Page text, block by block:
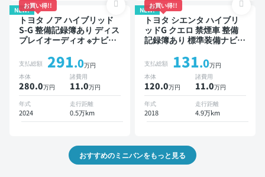
NEW!
お買い得!!
トヨタ ノア ハイブリッド
S-G 整備記録簿あり ディス
プレイオーディオ ※ナビキ
ズ 3列シート スマートキー
バックモニター ドライブレ
コーダー 衝突軽減 7人乗り
支払総額 291.0万円
本体
280.0万円
諸費用
11.0万円
年式
2024
走行距離
0.5万km
NEW!
お買い得!!
トヨタ シエンタ ハイブリ
ッドG クエロ 禁煙車 整備
記録簿あり 標準装備ナビ
クモニター ドライブレコー
ダー 衝突軽減 両側電動ス
ライドドア
支払総額 131.0万円
本体
120.0万円
諸費用
11.0万円
年式
2018
走行距離
4.9万km
おすすめのミニバンをもっと見る